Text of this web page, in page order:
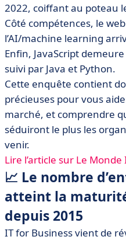
2022, coiffant au poteau
Côté compétences, le
l’AI/machine learning
Enfin, JavaScript
suivi par Java et Python.
Cette enquête contient
précieuses pour vous
marché, et comprendre
séduiront le plus les
venir.
Lire l’article sur Le
📈 Le nombre
atteint la
depuis 2015
IT for Business vient de